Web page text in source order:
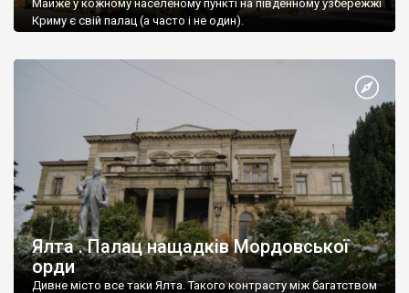
Майже у кожному населеному пункті на південному узбережжі
Криму є свій палац (а часто і не один).
Ялта . Палац нащадків Мордовської
орди
Дивне місто все таки Ялта. Такого контрасту між багатством